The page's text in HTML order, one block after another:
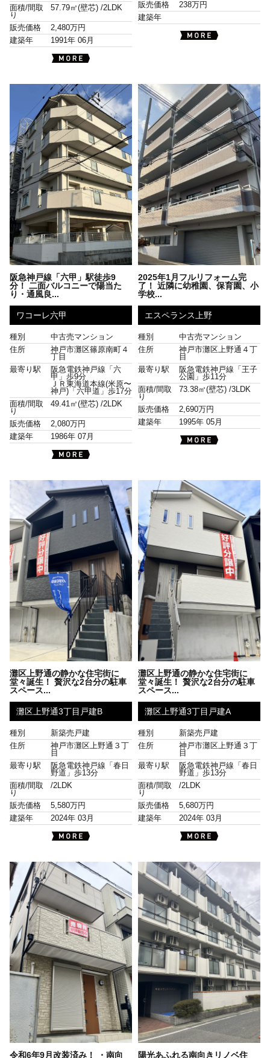
面積/間取
り
57.79㎡(壁芯) /2LDK
販売価格
2,480万円
建築年
1991年 06月
販売価格
238万円
建築年
阪急神戸線「六甲」駅徒歩9
分！ 二面バルコニーで陽当た
り・通風良...
ワコーレ六甲
種別
中古売マンション
住所
神戸市灘区篠原南町４
丁目
最寄り駅
阪急電鉄神戸線「六
甲」歩9分
ＪＲ東海道本線(米原〜
神戸)「六甲道」歩17分
面積/間取
り
49.41㎡(壁芯) /2LDK
販売価格
2,080万円
建築年
1986年 07月
2025年1月フルリフォーム完
了！ 近隣に幼稚園、保育園、小
学校...
エスペランス上野
種別
中古売マンション
住所
神戸市灘区上野通４丁
目
最寄り駅
阪急電鉄神戸線「王子
公園」歩11分
面積/間取
り
73.38㎡(壁芯) /3LDK
販売価格
2,690万円
建築年
1995年 05月
灘区上野通の静かな住宅街に
堂々誕生！ 贅沢な2台分の駐車
スペース...
灘区上野通3丁目戸建B
種別
新築売戸建
住所
神戸市灘区上野通３丁
目
最寄り駅
阪急電鉄神戸線「春日
野道」歩13分
面積/間取
り
/2LDK
販売価格
5,580万円
建築年
2024年 03月
灘区上野通の静かな住宅街に
堂々誕生！ 贅沢な2台分の駐車
スペース...
灘区上野通3丁目戸建A
種別
新築売戸建
住所
神戸市灘区上野通３丁
目
最寄り駅
阪急電鉄神戸線「春日
野道」歩13分
面積/間取
り
/2LDK
販売価格
5,680万円
建築年
2024年 03月
令和6年9月改装済み！ ・南向 陽光あふれる南向きリノベ住